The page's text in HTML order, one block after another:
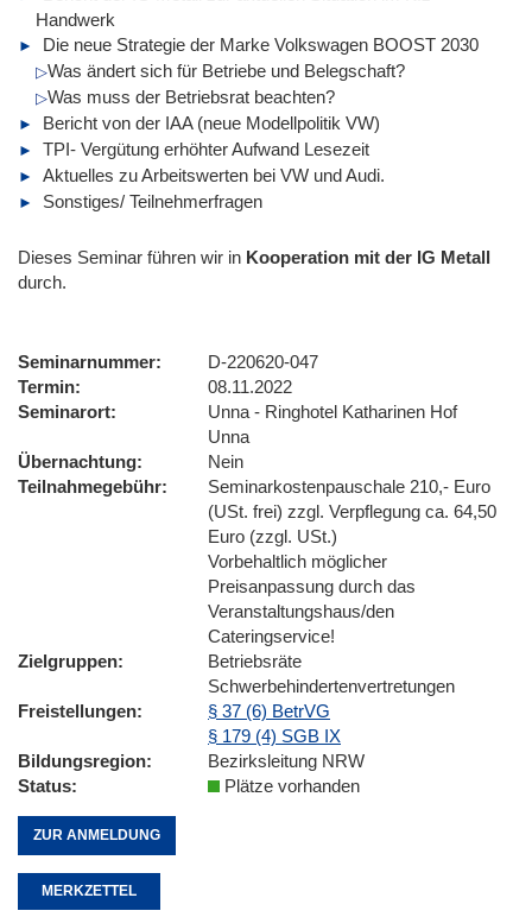
Handwerk
Die neue Strategie der Marke Volkswagen BOOST 2030
Was ändert sich für Betriebe und Belegschaft?
Was muss der Betriebsrat beachten?
Bericht von der IAA (neue Modellpolitik VW)
TPI- Vergütung erhöhter Aufwand Lesezeit
Aktuelles zu Arbeitswerten bei VW und Audi.
Sonstiges/ Teilnehmerfragen
Dieses Seminar führen wir in Kooperation mit der IG Metall
durch.
Seminarnummer
D-220620-047
Termin
08.11.2022
Seminarort
Unna - Ringhotel Katharinen Hof
Unna
Übernachtung
Nein
Teilnahmegebühr
Seminarkostenpauschale 210,- Euro
(USt. frei) zzgl. Verpflegung ca. 64,50
Euro (zzgl. USt.)
Vorbehaltlich möglicher
Preisanpassung durch das
Veranstaltungshaus/den
Cateringservice!
Zielgruppen
Betriebsräte
Schwerbehindertenvertretungen
Freistellungen
§ 37 (6) BetrVG
§ 179 (4) SGB IX
Bildungsregion
Bezirksleitung NRW
Status
Plätze vorhanden
ZUR ANMELDUNG
MERKZETTEL